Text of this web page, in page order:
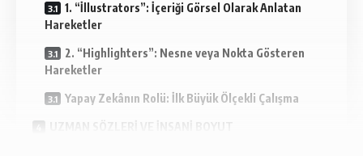
1. “İllustrators”: İçeriği Görsel Olarak Anlatan
Hareketler
2. “Highlighters”: Nesne veya Nokta Gösteren
Hareketler
Yapay Zekânın Rolü: İlk Büyük Ölçekli Çalışma